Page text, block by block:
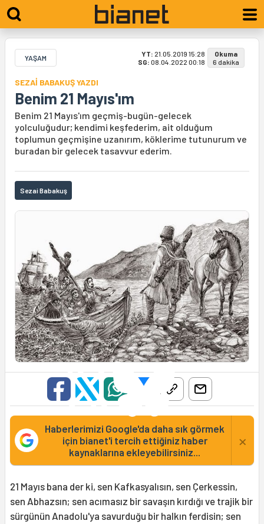
YAŞAM YT: 21.05.2019 15:28
SG: 08.04.2022 00:18
Okuma
6 dakika
SEZAİ BABAKUŞ YAZDI
Benim 21 Mayıs'ım
Benim 21 Mayıs'ım geçmiş-bugün-gelecek
yolculuğudur; kendimi keşfederim, ait olduğum
toplumun geçmişine uzanırım, köklerime tutunurum ve
buradan bir gelecek tasavvur ederim.
Sezai Babakuş
Haberlerimizi Google'da daha sık görmek
için bianet'i tercih ettiğiniz haber
kaynaklarına ekleyebilirsiniz...
×
21 Mayıs bana der ki, sen Kafkasyalısın, sen Çerkessin,
sen Abhazsın; sen acımasız bir savaşın kırdığı ve trajik bir
sürgünün Anadolu'ya savurduğu bir halkın ferdisin; sen